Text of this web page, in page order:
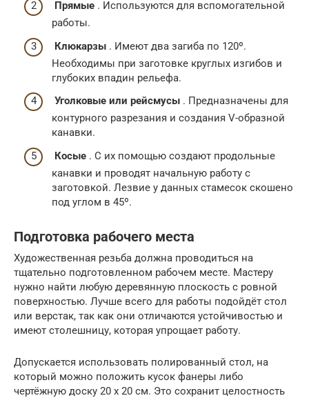
Прямые . Используются для вспомогательной
работы.
Клюкарзы . Имеют два загиба по 120º.
Необходимы при заготовке круглых изгибов и
глубоких впадин рельефа.
Уголковые или рейсмусы . Предназначены для
контурного разрезания и создания V-образной
канавки.
Косые . С их помощью создают продольные
канавки и проводят начальную работу с
заготовкой. Лезвие у данных стамесок скошено
под углом в 45º.
Подготовка рабочего места
Художественная резьба должна проводиться на
тщательно подготовленном рабочем месте. Мастеру
нужно найти любую деревянную плоскость с ровной
поверхностью. Лучше всего для работы подойдёт стол
или верстак, так как они отличаются устойчивостью и
имеют столешницу, которая упрощает работу.
Допускается использовать полированный стол, на
который можно положить кусок фанеры либо
чертёжную доску 20 х 20 см. Это сохранит целостность